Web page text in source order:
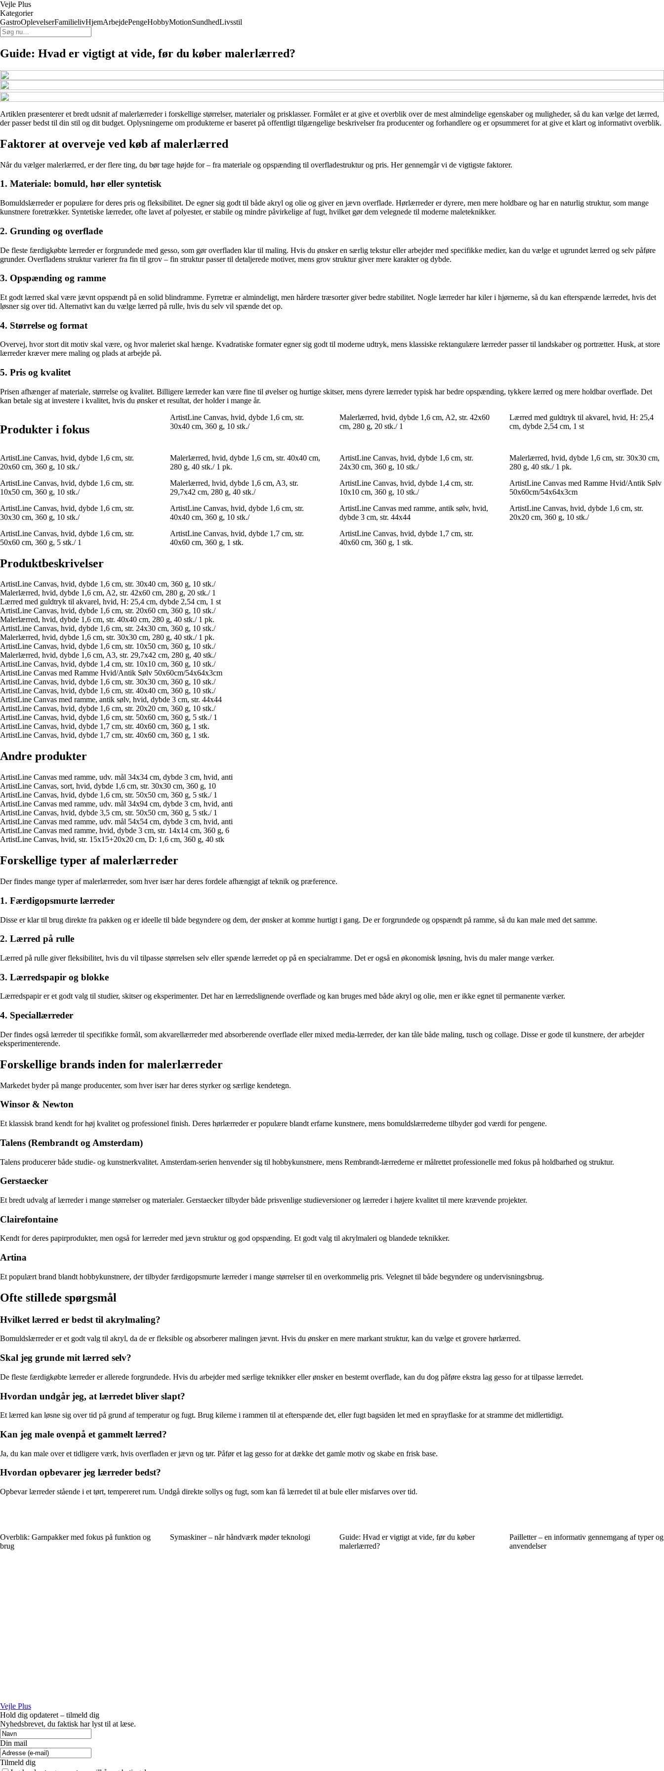
Vejle Plus
Kategorier
GastroOplevelserFamilielivHjemArbejdePengeHobbyMotionSundhedLivsstil
Guide: Hvad er vigtigt at vide, før du køber malerlærred?
Artiklen præsenterer et bredt udsnit af malerlærreder i forskellige størrelser, materialer og prisklasser. Formålet er at give et overblik over de mest almindelige egenskaber og muligheder, så du kan vælge det lærred,
der passer bedst til din stil og dit budget. Oplysningerne om produkterne er baseret på offentligt tilgængelige beskrivelser fra producenter og forhandlere og er opsummeret for at give et klart og informativt overblik.
Faktorer at overveje ved køb af malerlærred
Når du vælger malerlærred, er der flere ting, du bør tage højde for – fra materiale og opspænding til overfladestruktur og pris. Her gennemgår vi de vigtigste faktorer.
1. Materiale: bomuld, hør eller syntetisk
Bomuldslærreder er populære for deres pris og fleksibilitet. De egner sig godt til både akryl og olie og giver en jævn overflade. Hørlærreder er dyrere, men mere holdbare og har en naturlig struktur, som mange
kunstnere foretrækker. Syntetiske lærreder, ofte lavet af polyester, er stabile og mindre påvirkelige af fugt, hvilket gør dem velegnede til moderne maleteknikker.
2. Grunding og overflade
De fleste færdigkøbte lærreder er forgrundede med gesso, som gør overfladen klar til maling. Hvis du ønsker en særlig tekstur eller arbejder med specifikke medier, kan du vælge et ugrundet lærred og selv påføre
grunder. Overfladens struktur varierer fra fin til grov – fin struktur passer til detaljerede motiver, mens grov struktur giver mere karakter og dybde.
3. Opspænding og ramme
Et godt lærred skal være jævnt opspændt på en solid blindramme. Fyrretræ er almindeligt, men hårdere træsorter giver bedre stabilitet. Nogle lærreder har kiler i hjørnerne, så du kan efterspænde lærredet, hvis det
løsner sig over tid. Alternativt kan du vælge lærred på rulle, hvis du selv vil spænde det op.
4. Størrelse og format
Overvej, hvor stort dit motiv skal være, og hvor maleriet skal hænge. Kvadratiske formater egner sig godt til moderne udtryk, mens klassiske rektangulære lærreder passer til landskaber og portrætter. Husk, at store
lærreder kræver mere maling og plads at arbejde på.
5. Pris og kvalitet
Prisen afhænger af materiale, størrelse og kvalitet. Billigere lærreder kan være fine til øvelser og hurtige skitser, mens dyrere lærreder typisk har bedre opspænding, tykkere lærred og mere holdbar overflade. Det
kan betale sig at investere i kvalitet, hvis du ønsker et resultat, der holder i mange år.
Produkter i fokus
ArtistLine Canvas, hvid, dybde 1,6 cm, str.
30x40 cm, 360 g, 10 stk./
Malerlærred, hvid, dybde 1,6 cm, A2, str. 42x60
cm, 280 g, 20 stk./ 1
Lærred med guldtryk til akvarel, hvid, H: 25,4
cm, dybde 2,54 cm, 1 st
ArtistLine Canvas, hvid, dybde 1,6 cm, str.
20x60 cm, 360 g, 10 stk./
Malerlærred, hvid, dybde 1,6 cm, str. 40x40 cm,
280 g, 40 stk./ 1 pk.
ArtistLine Canvas, hvid, dybde 1,6 cm, str.
24x30 cm, 360 g, 10 stk./
Malerlærred, hvid, dybde 1,6 cm, str. 30x30 cm,
280 g, 40 stk./ 1 pk.
ArtistLine Canvas, hvid, dybde 1,6 cm, str.
10x50 cm, 360 g, 10 stk./
Malerlærred, hvid, dybde 1,6 cm, A3, str.
29,7x42 cm, 280 g, 40 stk./
ArtistLine Canvas, hvid, dybde 1,4 cm, str.
10x10 cm, 360 g, 10 stk./
ArtistLine Canvas med Ramme Hvid/Antik Sølv
50x60cm/54x64x3cm
ArtistLine Canvas, hvid, dybde 1,6 cm, str.
30x30 cm, 360 g, 10 stk./
ArtistLine Canvas, hvid, dybde 1,6 cm, str.
40x40 cm, 360 g, 10 stk./
ArtistLine Canvas med ramme, antik sølv, hvid,
dybde 3 cm, str. 44x44
ArtistLine Canvas, hvid, dybde 1,6 cm, str.
20x20 cm, 360 g, 10 stk./
ArtistLine Canvas, hvid, dybde 1,6 cm, str.
50x60 cm, 360 g, 5 stk./ 1
ArtistLine Canvas, hvid, dybde 1,7 cm, str.
40x60 cm, 360 g, 1 stk.
ArtistLine Canvas, hvid, dybde 1,7 cm, str.
40x60 cm, 360 g, 1 stk.
Produktbeskrivelser
ArtistLine Canvas, hvid, dybde 1,6 cm, str. 30x40 cm, 360 g, 10 stk./
Malerlærred, hvid, dybde 1,6 cm, A2, str. 42x60 cm, 280 g, 20 stk./ 1
Lærred med guldtryk til akvarel, hvid, H: 25,4 cm, dybde 2,54 cm, 1 st
ArtistLine Canvas, hvid, dybde 1,6 cm, str. 20x60 cm, 360 g, 10 stk./
Malerlærred, hvid, dybde 1,6 cm, str. 40x40 cm, 280 g, 40 stk./ 1 pk.
ArtistLine Canvas, hvid, dybde 1,6 cm, str. 24x30 cm, 360 g, 10 stk./
Malerlærred, hvid, dybde 1,6 cm, str. 30x30 cm, 280 g, 40 stk./ 1 pk.
ArtistLine Canvas, hvid, dybde 1,6 cm, str. 10x50 cm, 360 g, 10 stk./
Malerlærred, hvid, dybde 1,6 cm, A3, str. 29,7x42 cm, 280 g, 40 stk./
ArtistLine Canvas, hvid, dybde 1,4 cm, str. 10x10 cm, 360 g, 10 stk./
ArtistLine Canvas med Ramme Hvid/Antik Sølv 50x60cm/54x64x3cm
ArtistLine Canvas, hvid, dybde 1,6 cm, str. 30x30 cm, 360 g, 10 stk./
ArtistLine Canvas, hvid, dybde 1,6 cm, str. 40x40 cm, 360 g, 10 stk./
ArtistLine Canvas med ramme, antik sølv, hvid, dybde 3 cm, str. 44x44
ArtistLine Canvas, hvid, dybde 1,6 cm, str. 20x20 cm, 360 g, 10 stk./
ArtistLine Canvas, hvid, dybde 1,6 cm, str. 50x60 cm, 360 g, 5 stk./ 1
ArtistLine Canvas, hvid, dybde 1,7 cm, str. 40x60 cm, 360 g, 1 stk.
ArtistLine Canvas, hvid, dybde 1,7 cm, str. 40x60 cm, 360 g, 1 stk.
Andre produkter
ArtistLine Canvas med ramme, udv. mål 34x34 cm, dybde 3 cm, hvid, anti
ArtistLine Canvas, sort, hvid, dybde 1,6 cm, str. 30x30 cm, 360 g, 10
ArtistLine Canvas, hvid, dybde 1,6 cm, str. 50x50 cm, 360 g, 5 stk./ 1
ArtistLine Canvas med ramme, udv. mål 34x94 cm, dybde 3 cm, hvid, anti
ArtistLine Canvas, hvid, dybde 3,5 cm, str. 50x50 cm, 360 g, 5 stk./ 1
ArtistLine Canvas med ramme, udv. mål 54x54 cm, dybde 3 cm, hvid, anti
ArtistLine Canvas med ramme, hvid, dybde 3 cm, str. 14x14 cm, 360 g, 6
ArtistLine Canvas, hvid, str. 15x15+20x20 cm, D: 1,6 cm, 360 g, 40 stk
Forskellige typer af malerlærreder
Der findes mange typer af malerlærreder, som hver især har deres fordele afhængigt af teknik og præference.
1. Færdigopsmurte lærreder
Disse er klar til brug direkte fra pakken og er ideelle til både begyndere og dem, der ønsker at komme hurtigt i gang. De er forgrundede og opspændt på ramme, så du kan male med det samme.
2. Lærred på rulle
Lærred på rulle giver fleksibilitet, hvis du vil tilpasse størrelsen selv eller spænde lærredet op på en specialramme. Det er også en økonomisk løsning, hvis du maler mange værker.
3. Lærredspapir og blokke
Lærredspapir er et godt valg til studier, skitser og eksperimenter. Det har en lærredslignende overflade og kan bruges med både akryl og olie, men er ikke egnet til permanente værker.
4. Speciallærreder
Der findes også lærreder til specifikke formål, som akvarellærreder med absorberende overflade eller mixed media-lærreder, der kan tåle både maling, tusch og collage. Disse er gode til kunstnere, der arbejder
eksperimenterende.
Forskellige brands inden for malerlærreder
Markedet byder på mange producenter, som hver især har deres styrker og særlige kendetegn.
Winsor & Newton
Et klassisk brand kendt for høj kvalitet og professionel finish. Deres hørlærreder er populære blandt erfarne kunstnere, mens bomuldslærrederne tilbyder god værdi for pengene.
Talens (Rembrandt og Amsterdam)
Talens producerer både studie- og kunstnerkvalitet. Amsterdam-serien henvender sig til hobbykunstnere, mens Rembrandt-lærrederne er målrettet professionelle med fokus på holdbarhed og struktur.
Gerstaecker
Et bredt udvalg af lærreder i mange størrelser og materialer. Gerstaecker tilbyder både prisvenlige studieversioner og lærreder i højere kvalitet til mere krævende projekter.
Clairefontaine
Kendt for deres papirprodukter, men også for lærreder med jævn struktur og god opspænding. Et godt valg til akrylmaleri og blandede teknikker.
Artina
Et populært brand blandt hobbykunstnere, der tilbyder færdigopsmurte lærreder i mange størrelser til en overkommelig pris. Velegnet til både begyndere og undervisningsbrug.
Ofte stillede spørgsmål
Hvilket lærred er bedst til akrylmaling?
Bomuldslærreder er et godt valg til akryl, da de er fleksible og absorberer malingen jævnt. Hvis du ønsker en mere markant struktur, kan du vælge et grovere hørlærred.
Skal jeg grunde mit lærred selv?
De fleste færdigkøbte lærreder er allerede forgrundede. Hvis du arbejder med særlige teknikker eller ønsker en bestemt overflade, kan du dog påføre ekstra lag gesso for at tilpasse lærredet.
Hvordan undgår jeg, at lærredet bliver slapt?
Et lærred kan løsne sig over tid på grund af temperatur og fugt. Brug kilerne i rammen til at efterspænde det, eller fugt bagsiden let med en sprayflaske for at stramme det midlertidigt.
Kan jeg male ovenpå et gammelt lærred?
Ja, du kan male over et tidligere værk, hvis overfladen er jævn og tør. Påfør et lag gesso for at dække det gamle motiv og skabe en frisk base.
Hvordan opbevarer jeg lærreder bedst?
Opbevar lærreder stående i et tørt, tempereret rum. Undgå direkte sollys og fugt, som kan få lærredet til at bule eller misfarves over tid.
Overblik: Garnpakker med fokus på funktion og
brug
Symaskiner – når håndværk møder teknologi
Guide: Hvad er vigtigt at vide, før du køber
malerlærred?
Pailletter – en informativ gennemgang af typer og
anvendelser
Vejle Plus
Hold dig opdateret – tilmeld dig
Nyhedsbrevet, du faktisk har lyst til at læse.
Din mail
Tilmeld dig